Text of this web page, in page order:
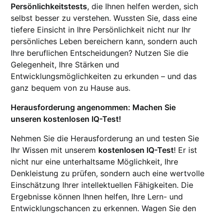
Persönlichkeitstests, die Ihnen helfen werden, sich
selbst besser zu verstehen. Wussten Sie, dass eine
tiefere Einsicht in Ihre Persönlichkeit nicht nur Ihr
persönliches Leben bereichern kann, sondern auch
Ihre beruflichen Entscheidungen? Nutzen Sie die
Gelegenheit, Ihre Stärken und
Entwicklungsmöglichkeiten zu erkunden – und das
ganz bequem von zu Hause aus.
Herausforderung angenommen: Machen Sie
unseren kostenlosen IQ-Test!
Nehmen Sie die Herausforderung an und testen Sie
Ihr Wissen mit unserem kostenlosen IQ-Test! Er ist
nicht nur eine unterhaltsame Möglichkeit, Ihre
Denkleistung zu prüfen, sondern auch eine wertvolle
Einschätzung Ihrer intellektuellen Fähigkeiten. Die
Ergebnisse können Ihnen helfen, Ihre Lern- und
Entwicklungschancen zu erkennen. Wagen Sie den